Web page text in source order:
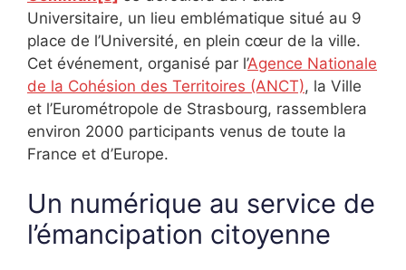
Universitaire, un lieu emblématique situé au 9
place de l’Université, en plein cœur de la ville.
Cet événement, organisé par l’Agence Nationale
de la Cohésion des Territoires (ANCT), la Ville
et l’Eurométropole de Strasbourg, rassemblera
environ 2000 participants venus de toute la
France et d’Europe.
Un numérique au service de
l’émancipation citoyenne